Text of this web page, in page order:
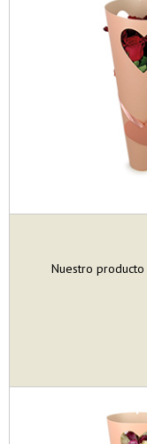
Nuestro producto